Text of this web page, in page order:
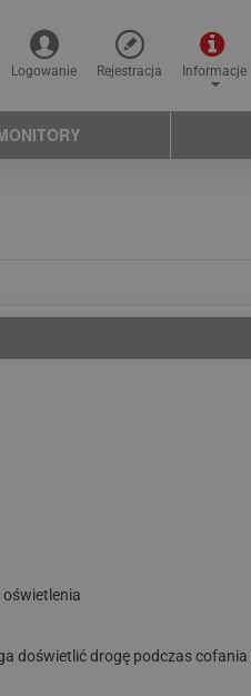
Logowanie Rejestracja Informacje
doświetlić drogę podczas cofania